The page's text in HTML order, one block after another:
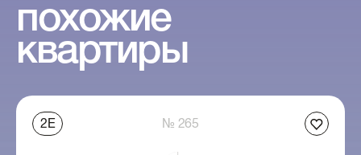
похожие
квартиры
2Е № 265